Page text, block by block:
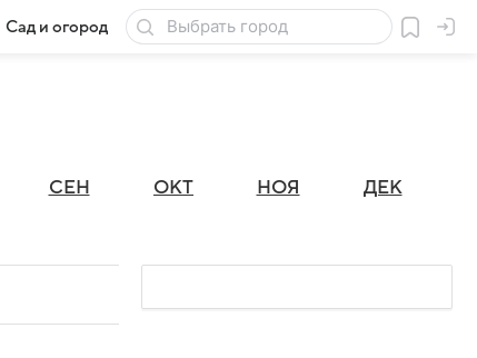
Сад и огород Товары для дачи
СЕН ОКТ НОЯ ДЕК